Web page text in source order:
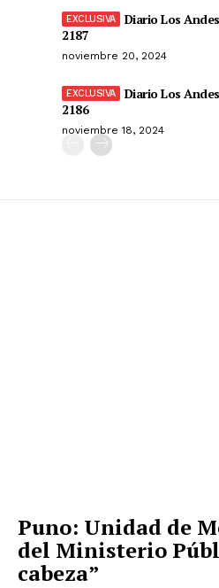
Diario Los
2187
noviembre 20, 2024
Diario Los
2186
noviembre 18, 2024
Puno: Unidad de
del Ministerio
cabeza”